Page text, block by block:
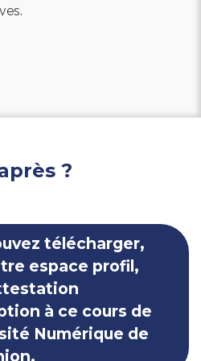
également appelée
les questionnaires, recruter
retranscription). Les études
chiffrées de consommation
comment bien choisir
de recueil et de
stratégiques.
marché vous donne toutes
nécessaires pour
?
télécharger,
espace profil,
à ce cours de
Numérique de